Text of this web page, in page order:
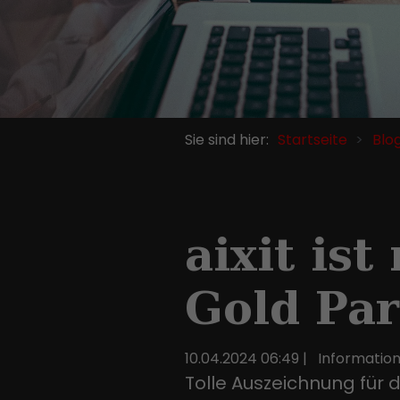
Sie sind hier: Startseite
aixit ist
Gold
10.04.2024 06:49 | Information
Tolle Auszeichnung für